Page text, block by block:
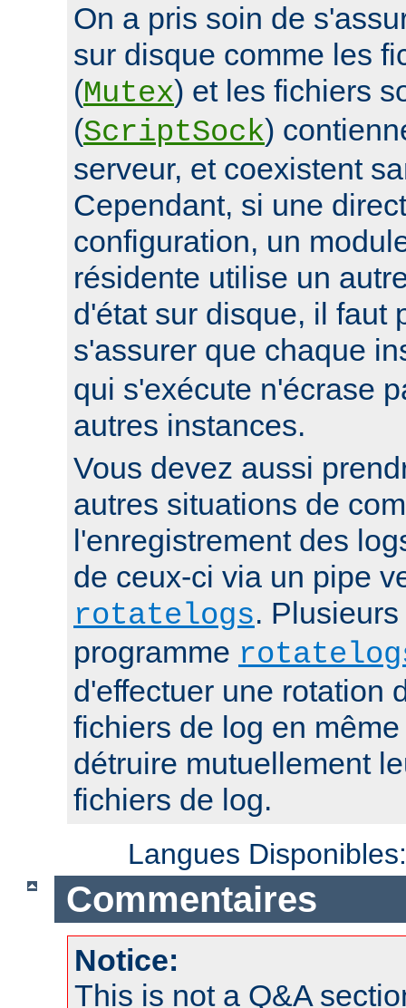
On a pris soin de
sur disque comme les
(Mutex) et les fichiers
(ScriptSock)
serveur, et coexistent
Cependant, si une
configuration, un
résidente utilise un
d'état sur disque, il faut
s'assurer que chaque
qui s'exécute n'écrase
autres instances.
Vous devez aussi
autres situations de
l'enregistrement des
de ceux-ci via un pipe
rotatelogs.
programme
d'effectuer une rotation
fichiers de log en
détruire mutuellement
fichiers de log.
Langues
Commentaires
Notice:
This is not a Q&A